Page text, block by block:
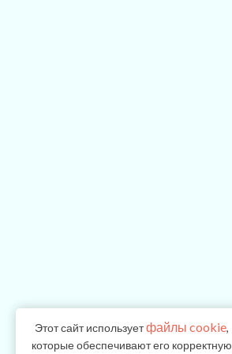
Этот сайт используетфайлы cookie,
которые обеспечивают его корректную